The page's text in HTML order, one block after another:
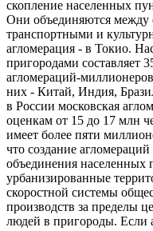
скопление населенных
Они объединяются между
транспортными и
агломерация - в Токио.
пригородами составляет
агломераций-
них - Китай, Индия,
в России московская
оценкам от 15 до 17 млн
имеет более пяти
что создание
объединения населенных
урбанизированные
скоростной системы
производств за пределы
людей в пригороды. Если